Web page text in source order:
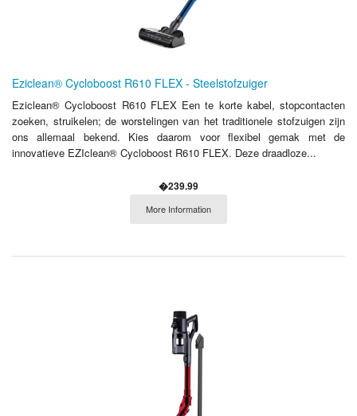
Eziclean® Cycloboost R610 FLEX - Steelstofzuiger
Eziclean® Cycloboost R610 FLEX Een te korte kabel, stopcontacten
zoeken, struikelen; de worstelingen van het traditionele stofzuigen zijn
ons allemaal bekend. Kies daarom voor flexibel gemak met de
innovatieve EZIclean® Cycloboost R610 FLEX. Deze draadloze...
�239.99
More Information